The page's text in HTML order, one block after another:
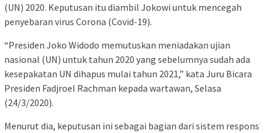
(UN) 2020. Keputusan itu diambil Jokowi untuk mencegah
penyebaran virus Corona (Covid-19).
“Presiden Joko Widodo memutuskan meniadakan ujian
nasional (UN) untuk tahun 2020 yang sebelumnya sudah ada
kesepakatan UN dihapus mulai tahun 2021,” kata Juru Bicara
Presiden Fadjroel Rachman kepada wartawan, Selasa
(24/3/2020).
Menurut dia, keputusan ini sebagai bagian dari sistem respons